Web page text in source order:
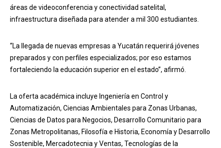
áreas de videoconferencia y conectividad satelital,
infraestructura diseñada para atender a mil 300 estudiantes.
“La llegada de nuevas empresas a Yucatán requerirá jóvenes
preparados y con perfiles especializados; por eso estamos
fortaleciendo la educación superior en el estado”, afirmó.
La oferta académica incluye Ingeniería en Control y
Automatización, Ciencias Ambientales para Zonas Urbanas,
Ciencias de Datos para Negocios, Desarrollo Comunitario para
Zonas Metropolitanas, Filosofía e Historia, Economía y Desarrollo
Sostenible, Mercadotecnia y Ventas, Tecnologías de la